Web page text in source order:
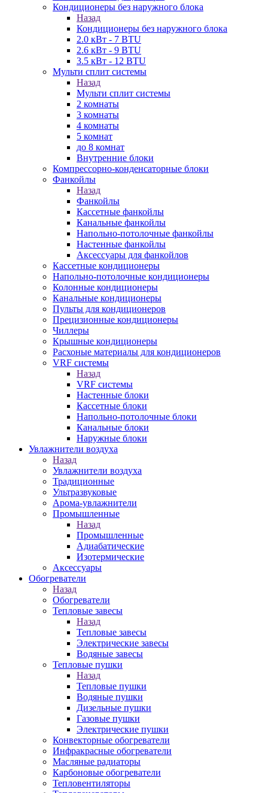
Кондиционеры без наружного блока
Назад
Кондиционеры без наружного блока
2.0 кВт - 7 BTU
2.6 кВт - 9 BTU
3.5 кВт - 12 BTU
Мульти сплит системы
Назад
Мульти сплит системы
2 комнаты
3 комнаты
4 комнаты
5 комнат
до 8 комнат
Внутренние блоки
Компрессорно-конденсаторные блоки
Фанкойлы
Назад
Фанкойлы
Кассетные фанкойлы
Канальные фанкойлы
Напольно-потолочные фанкойлы
Настенные фанкойлы
Аксессуары для фанкойлов
Кассетные кондиционеры
Напольно-потолочные кондиционеры
Колонные кондиционеры
Канальные кондиционеры
Пульты для кондиционеров
Прецизионные кондиционеры
Чиллеры
Крышные кондиционеры
Расхоные материалы для кондиционеров
VRF системы
Назад
VRF системы
Настенные блоки
Кассетные блоки
Напольно-потолочные блоки
Канальные блоки
Наружные блоки
Увлажнители воздуха
Назад
Увлажнители воздуха
Традиционные
Ультразвуковые
Арома-увлажнители
Промышленныe
Назад
Промышленныe
Адиабатические
Изотермические
Аксессуары
Обогреватели
Назад
Обогреватели
Тепловые завесы
Назад
Тепловые завесы
Электрические завесы
Водяные завесы
Тепловые пушки
Назад
Тепловые пушки
Водяные пушки
Дизельные пушки
Газовые пушки
Электрические пушки
Конвекторные обогреватели
Инфракрасные обогреватели
Масляные радиаторы
Карбоновые обогреватели
Тепловентиляторы